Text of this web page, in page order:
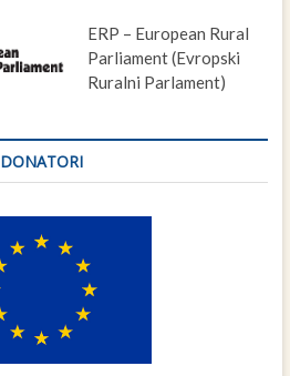
ERP – European Rural
Parliament (Evropski
Ruralni Parlament)
DONATORI